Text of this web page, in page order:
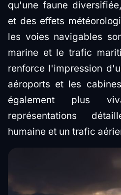
qu'une faune
et des effets
les voies navigables
marine et le trafic
renforce l'impression
aéroports et les
également plus
représentations
humaine et un trafic